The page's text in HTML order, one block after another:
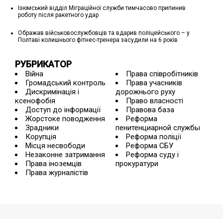
Ізюмський відділ Міграційної служби тимчасово припинив
роботу після ракетного удар
Ображав військовослужбовців та вдарив поліцейського – у
Полтаві колишнього фітнес-тренера засудили на 6 років
РУБРИКАТОР
Війна
Громадський контроль
Дискримінація і
ксенофобія
Доступ до інформації
Жорстоке поводження
Зрадники
Корупція
Місця несвободи
Незаконне затримання
Права іноземців
Права журналістів
Права співробітників
Права учасників
дорожнього руху
Право власності
Правова база
Реформа
пенитенциарной службы
Реформа поліції
Реформа СБУ
Реформа суду і
прокуратури